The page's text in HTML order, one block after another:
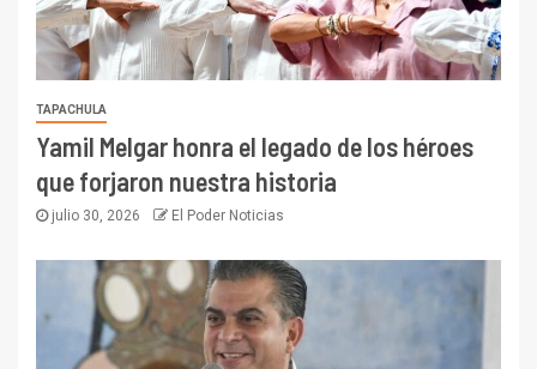
TAPACHULA
Yamil Melgar honra el legado de los héroes
que forjaron nuestra historia
julio 30, 2026 El Poder Noticias